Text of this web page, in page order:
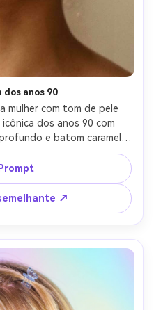
dos anos 90
mulher com tom de pele
dos anos 90 com
e batom caramelo
de cetim, sobrancelhas
cabelo em um clipe de
de uma janela, tirado em
close-up de meio rosto
realistas dos lábios,
no vintage-AR 4:5
↗